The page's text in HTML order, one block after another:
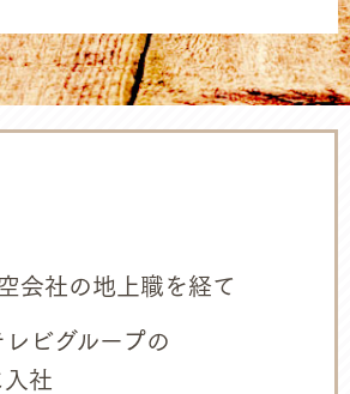
会社の地上職を経て
ビグループの
社